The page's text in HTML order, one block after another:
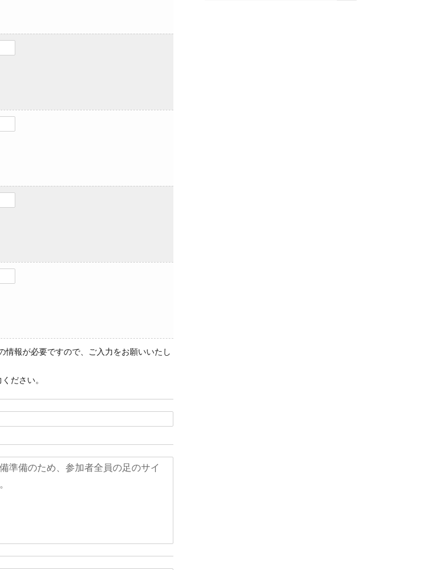
報が必要ですので、ご入力をお願いいたし
ださい。